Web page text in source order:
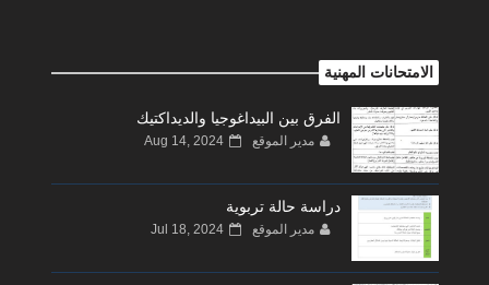
الامتحانات المهنية
الفرق بين البيداغوجيا والديداكتيك
مدير الموقع Aug 14, 2024
دراسة حالة تربوية
مدير الموقع Jul 18, 2024